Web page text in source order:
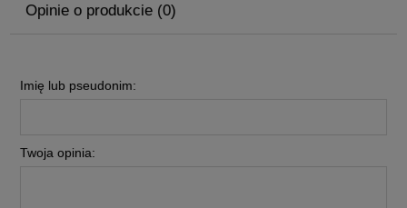
Opinie o produkcie (0)
Imię lub pseudonim:
Twoja opinia: